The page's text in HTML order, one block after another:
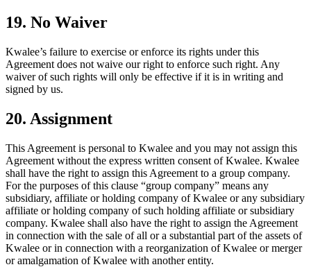
19. No Waiver
Kwalee’s failure to exercise or enforce its rights under this
Agreement does not waive our right to enforce such right. Any
waiver of such rights will only be effective if it is in writing and
signed by us.
20. Assignment
This Agreement is personal to Kwalee and you may not assign this
Agreement without the express written consent of Kwalee. Kwalee
shall have the right to assign this Agreement to a group company.
For the purposes of this clause “group company” means any
subsidiary, affiliate or holding company of Kwalee or any subsidiary
affiliate or holding company of such holding affiliate or subsidiary
company. Kwalee shall also have the right to assign the Agreement
in connection with the sale of all or a substantial part of the assets of
Kwalee or in connection with a reorganization of Kwalee or merger
or amalgamation of Kwalee with another entity.